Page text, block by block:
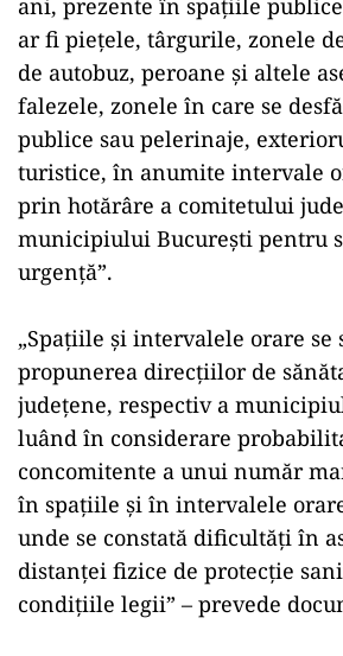
ani, prezente în spaţiile
ar fi pieţele, târgurile, zonele
de autobuz, peroane şi altele
falezele, zonele în care se
publice sau pelerinaje,
turistice, în anumite intervale
prin hotărâre a comitetului
municipiului Bucureşti pentru
urgenţă”.
„Spaţiile şi intervalele orare se
propunerea direcţiilor de
judeţene, respectiv a
luând în considerare
concomitente a unui număr
în spaţiile şi în intervalele
unde se constată dificultăţi în
distanţei fizice de protecţie
condiţiile legii” – prevede